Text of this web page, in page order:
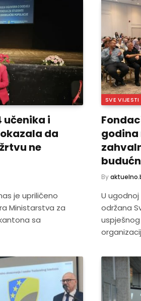
učenika i
da
ne
je upriličeno
Ministarstva za
sa
SVE VIJESTI
godina
By
U
održana
uspješnog